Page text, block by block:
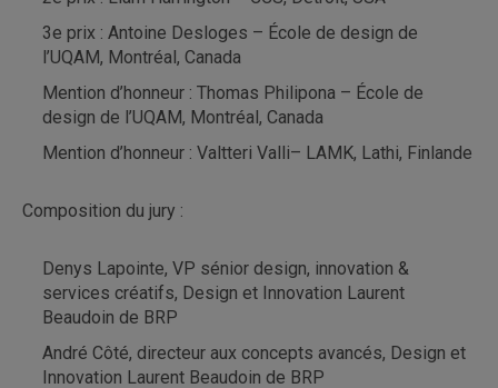
Desloges
3e prix : Antoine Desloges – École de design de
l’UQAM, Montréal, Canada
Mention d’honneur : Thomas Philipona – École de
design de l’UQAM, Montréal, Canada
Mention d’honneur : Valtteri Valli– LAMK, Lathi, Finlande
Composition du jury :
Denys Lapointe, VP sénior design, innovation &
services créatifs, Design et Innovation Laurent
Beaudoin de BRP
André Côté, directeur aux concepts avancés, Design et
Innovation Laurent Beaudoin de BRP